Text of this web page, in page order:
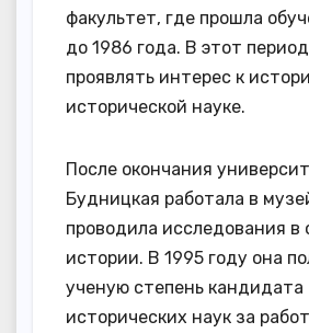
факультет, где прошла
до 1986 года. В этот
проявлять интерес к
исторической науке.
После окончания
Будницкая работала в
проводила исследования в
истории. В 1995 году она
ученую степень кандидата
исторических наук за